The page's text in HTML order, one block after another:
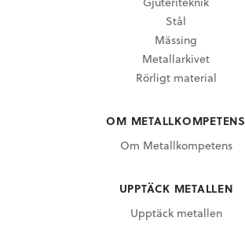
Stål
Mässing
Metallarkivet
Rörligt material
OM METALLKOMPETENS
Om Metallkompetens
UPPTÄCK METALLEN
Upptäck metallen